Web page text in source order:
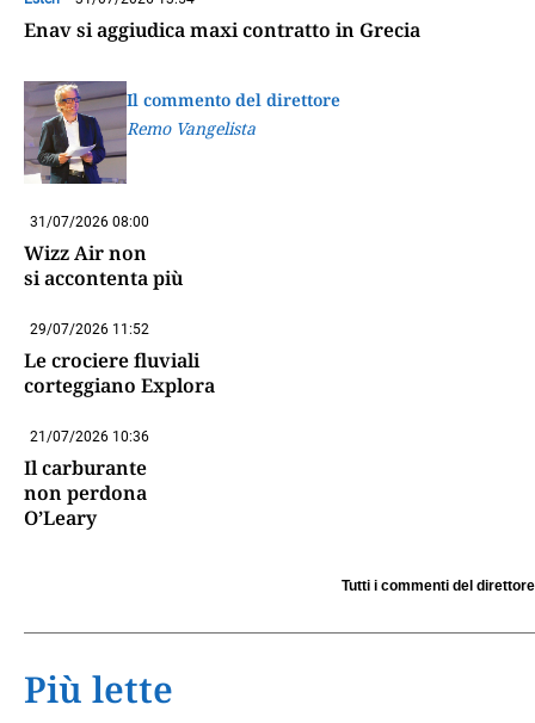
Enav si aggiudica maxi contratto in Grecia
Il commento del direttore
Remo Vangelista
31/07/2026 08:00
Wizz Air non
si accontenta più
29/07/2026 11:52
Le crociere fluviali
corteggiano Explora
21/07/2026 10:36
Il carburante
non perdona
O’Leary
Tutti i commenti del direttore
Più lette